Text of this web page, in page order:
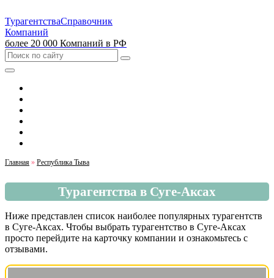
ТурагентстваСправочник
Компаний
более 20 000 Компаний в РФ
Главная » Республика Тыва
Турагентства в Суге-Аксах
Ниже представлен список наиболее популярных турагентств
в Суге-Аксах. Чтобы выбрать турагентство в Суге-Аксах
просто перейдите на карточку компании и ознакомьтесь с
отзывами.